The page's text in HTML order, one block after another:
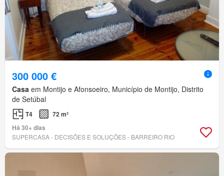
300 000 €
Casa em Montijo e Afonsoeiro, Município de Montijo, Distrito
de Setúbal
T4
72 m²
Há 30+ dias
SUPERCASA - DECISÕES E SOLUÇÕES - BARREIRO RIO